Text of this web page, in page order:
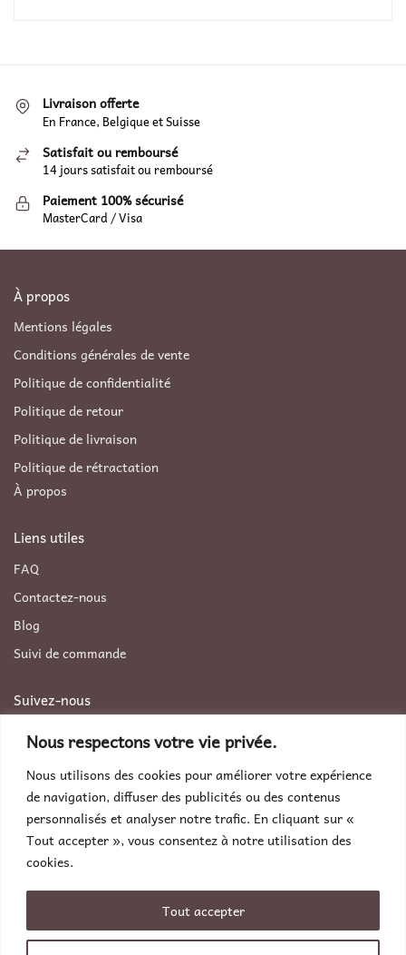
Nous respectons votre vie privée.
Nous utilisons des cookies pour améliorer votre expérience
de navigation, diffuser des publicités ou des contenus
personnalisés et analyser notre trafic. En cliquant sur «
Tout accepter », vous consentez à notre utilisation des
cookies.
Tout accepter
Livraison offerte
En France, Belgique et Suisse
Satisfait ou remboursé
14 jours satisfait ou remboursé
Paiement 100% sécurisé
MasterCard / Visa
À propos
Mentions légales
Conditions générales de vente
Politique de confidentialité
Politique de retour
Politique de livraison
Politique de rétractation
À propos
Liens utiles
FAQ
Contactez-nous
Blog
Suivi de commande
Suivez-nous
Facebook
Instagram
Pinterest
Contactez-nous
Par téléphone :+33 9 70 464 320
Par email :